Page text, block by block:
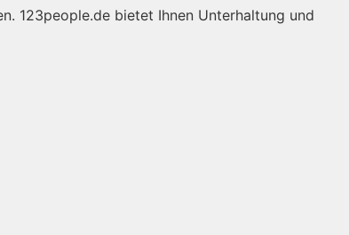
123people.de bietet Ihnen Unterhaltung und